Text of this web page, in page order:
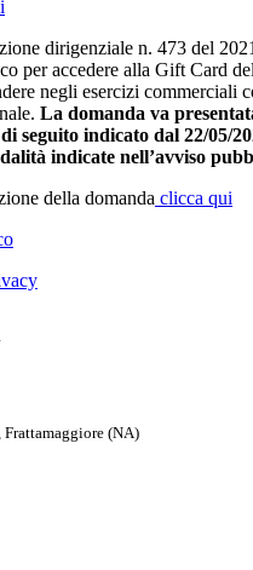
dirigenziale n. 473 del
per accedere alla Gift Card
negli esercizi commerciali
La domanda va
seguito indicato dal 22/05/
indicate nell’avviso
della domanda clicca qui
Frattamaggiore (NA)